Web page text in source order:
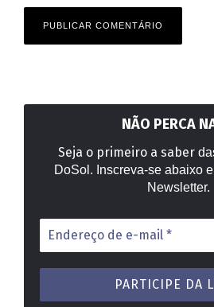
NÃO PERCA
Seja o primeiro a saber
DoSol. Inscreva-se abaixo
Newsletter.
Endereço
de
e-
mail